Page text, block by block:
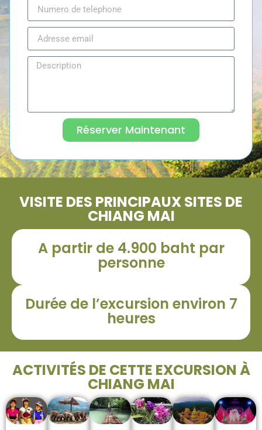
Réserver Maintenant
VISITE DES PRINCIPAUX SITES DE
CHIANG MAI
A partir de 4.900 baht par
personne
Durée de l’excursion environ 7
heures
ACTIVITÉS DE CETTE EXCURSION À
CHIANG MAI